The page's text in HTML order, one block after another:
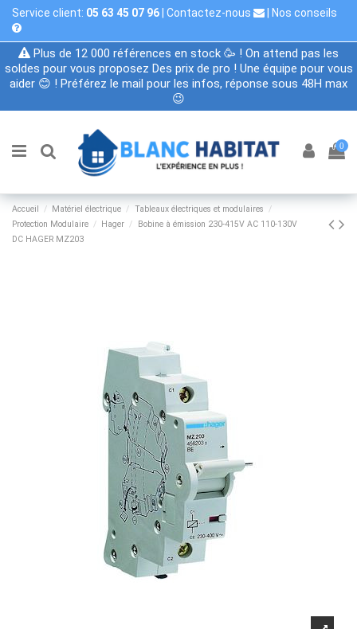
Service client: 05 63 45 07 96 Contactez-nous Nos conseils
Plus de 12 000 références en stock 🥳 ! On attend pas les
soldes pour vous proposez Des prix de pro ! Une équipe pour vous
aider 😊 ! Préférez le mail pour les infos, réponse sous 48H max
😉
0
Accueil Matériel électrique
Tableaux électriques et modulaires
Protection Modulaire
Hager
Bobine à émission 230-415V AC 110-130V
DC HAGER MZ203